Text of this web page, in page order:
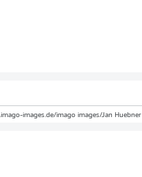
images.de/imago images/Jan Huebner